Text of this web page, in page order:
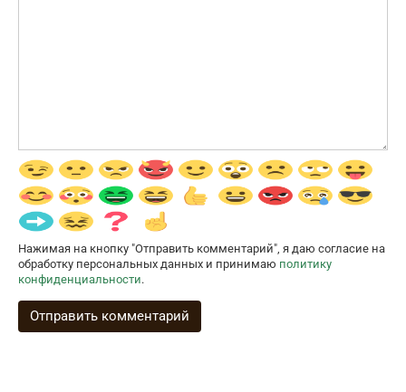
Нажимая на кнопку "Отправить комментарий", я даю согласие на
обработку персональных данных и принимаю политику
конфиденциальности.